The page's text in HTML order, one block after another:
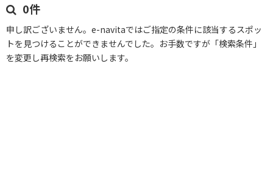
0件
申し訳ございません。e-navitaではご指定の条件に該当するスポッ
トを見つけることができませんでした。お手数ですが「検索条件」
を変更し再検索をお願いします。